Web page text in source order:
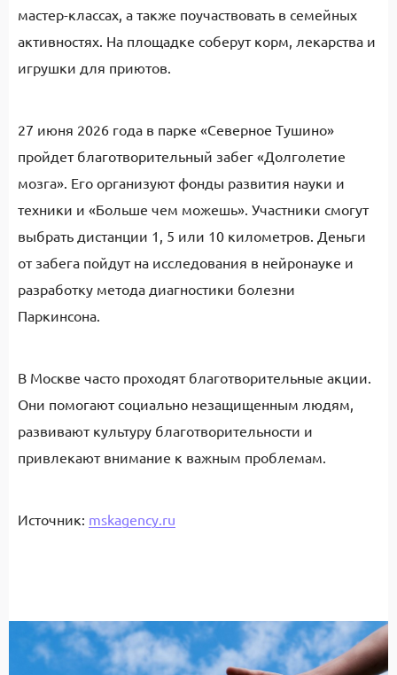
мастер-классах, а также поучаствовать в семейных
активностях. На площадке соберут корм, лекарства и
игрушки для приютов.
27 июня 2026 года в парке «Северное Тушино»
пройдет благотворительный забег «Долголетие
мозга». Его организуют фонды развития науки и
техники и «Больше чем можешь». Участники смогут
выбрать дистанции 1, 5 или 10 километров. Деньги
от забега пойдут на исследования в нейронауке и
разработку метода диагностики болезни
Паркинсона.
В Москве часто проходят благотворительные акции.
Они помогают социально незащищенным людям,
развивают культуру благотворительности и
привлекают внимание к важным проблемам.
Источник: mskagency.ru